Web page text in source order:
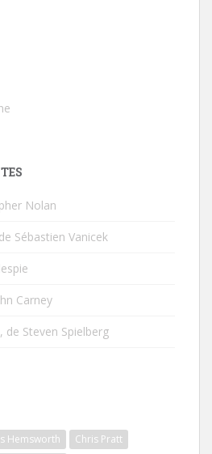
Nolan
Sébastien Vanicek
Carney
de Steven Spielberg
Hemsworth
Chris Pratt